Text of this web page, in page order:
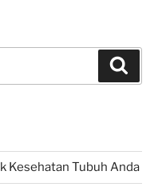
Kesehatan Tubuh Anda